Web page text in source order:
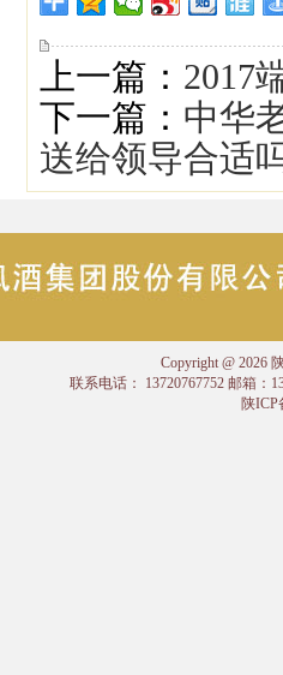
上一篇： 2017
下一篇： 中华
送给领导合适
Copyright @ 2026
联系电话： 13720767752 邮箱：
陕ICP